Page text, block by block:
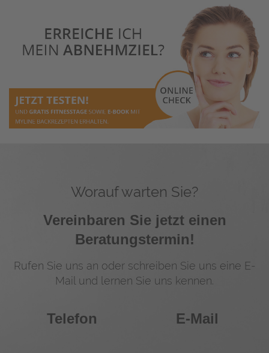
Worauf warten Sie?
Vereinbaren Sie jetzt einen
Beratungstermin!
Rufen Sie uns an oder schreiben Sie uns eine E-
Mail und lernen Sie uns kennen.
Telefon E-Mail